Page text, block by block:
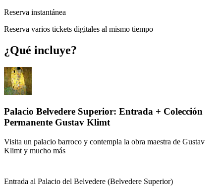
Reserva instantánea
Reserva varios tickets digitales al mismo tiempo
¿Qué incluye?
Palacio Belvedere Superior: Entrada + Colección
Permanente Gustav Klimt
Visita un palacio barroco y contempla la obra maestra de Gustav
Klimt y mucho más
Entrada al Palacio del Belvedere (Belvedere Superior)